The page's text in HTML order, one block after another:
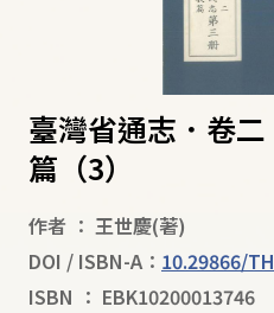
臺灣省通志．卷
篇（3）
作者 ： 王世慶(著)
DOI / ISBN-A： 10.29866/
ISBN ： EBK10200013746